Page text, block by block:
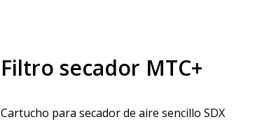
Filtro secador MTC+
Cartucho para secador de aire sencillo SDX